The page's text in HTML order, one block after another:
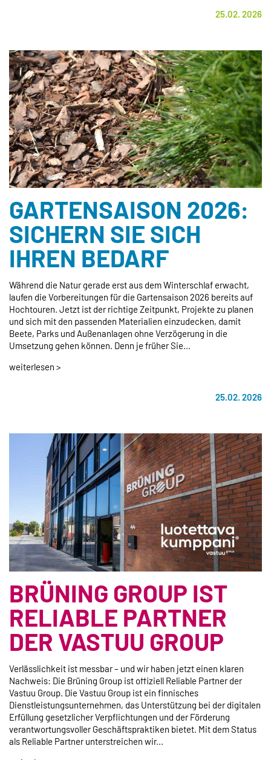
25.02. 2026
GARTENSAISON 2026:
SICHERN SIE SICH
IHREN BEDARF
Während die Natur gerade erst aus dem Winterschlaf erwacht,
laufen die Vorbereitungen für die Gartensaison 2026 bereits auf
Hochtouren. Jetzt ist der richtige Zeitpunkt, Projekte zu planen
und sich mit den passenden Materialien einzudecken, damit
Beete, Parks und Außenanlagen ohne Verzögerung in die
Umsetzung gehen können. Denn je früher Sie...
weiterlesen >
25.02. 2026
BRÜNING GROUP IST
RELIABLE PARTNER
DER VASTUU GROUP
Verlässlichkeit ist messbar – und wir haben jetzt einen klaren
Nachweis: Die Brüning Group ist offiziell Reliable Partner der
Vastuu Group. Die Vastuu Group ist ein finnisches
Dienstleistungsunternehmen, das Unterstützung bei der digitalen
Erfüllung gesetzlicher Verpflichtungen und der Förderung
verantwortungsvoller Geschäftspraktiken bietet. Mit dem Status
als Reliable Partner unterstreichen wir...